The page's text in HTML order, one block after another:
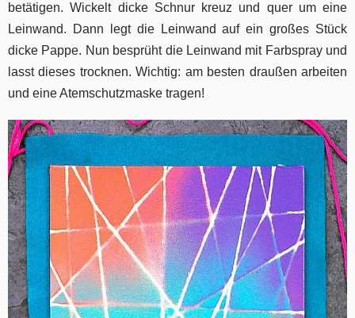
betätigen. Wickelt dicke Schnur kreuz und quer um eine
Leinwand. Dann legt die Leinwand auf ein großes Stück
dicke Pappe. Nun besprüht die Leinwand mit Farbspray und
lasst dieses trocknen. Wichtig: am besten draußen arbeiten
und eine Atemschutzmaske tragen!